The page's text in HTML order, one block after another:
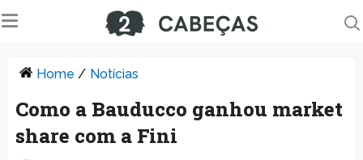
Home / Notícias
Como a Bauducco ganhou market
share com a Fini